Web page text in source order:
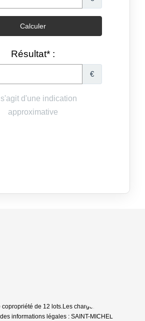
de 12 lots.Les charges annuelles
informations légales : SAINT-MICHEL